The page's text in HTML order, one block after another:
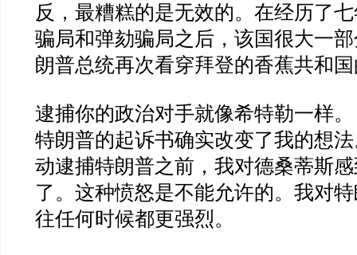
反，最糟糕的是无效的。在经历了
骗局和弹劾骗局之后，该国很大一
朗普总统再次看穿拜登的香蕉共和
逮捕你的政治对手就像希特勒一样。
特朗普的起诉书确实改变了我的想
动逮捕特朗普之前，我对德桑蒂斯
了。这种愤怒是不能允许的。我对
往任何时候都更强烈。